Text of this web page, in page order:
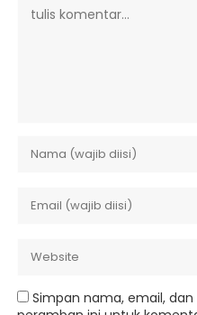
Simpan nama, email,